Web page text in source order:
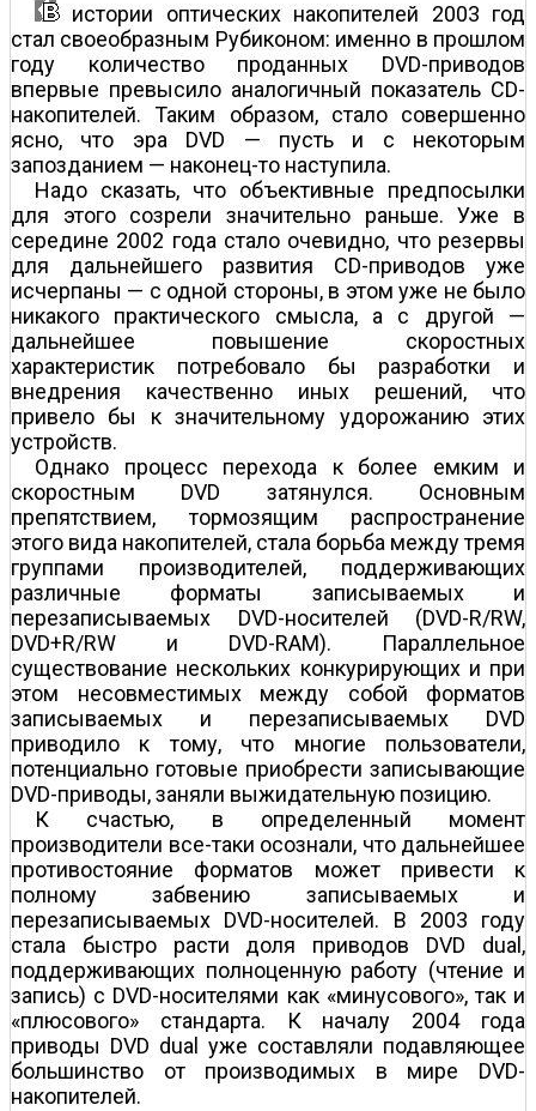
истории оптических накопителей 2003 год
стал своеобразным Рубиконом: именно в прошлом
году количество проданных DVD-приводов
впервые превысило аналогичный показатель CD-
накопителей. Таким образом, стало совершенно
ясно, что эра DVD — пусть и с некоторым
запозданием — наконец-то наступила.
Надо сказать, что объективные предпосылки
для этого созрели значительно раньше. Уже в
середине 2002 года стало очевидно, что резервы
для дальнейшего развития CD-приводов уже
исчерпаны — с одной стороны, в этом уже не было
никакого практического смысла, а с другой —
дальнейшее повышение скоростных
характеристик потребовало бы разработки и
внедрения качественно иных решений, что
привело бы к значительному удорожанию этих
устройств.
Однако процесс перехода к более емким и
скоростным DVD затянулся. Основным
препятствием, тормозящим распространение
этого вида накопителей, стала борьба между тремя
группами производителей, поддерживающих
различные форматы записываемых и
перезаписываемых DVD-носителей (DVD-R/RW,
DVD+R/RW и DVD-RAM). Параллельное
существование нескольких конкурирующих и при
этом несовместимых между собой форматов
записываемых и перезаписываемых DVD
приводило к тому, что многие пользователи,
потенциально готовые приобрести записывающие
DVD-приводы, заняли выжидательную позицию.
К счастью, в определенный момент
производители все-таки осознали, что дальнейшее
противостояние форматов может привести к
полному забвению записываемых и
перезаписываемых DVD-носителей. В 2003 году
стала быстро расти доля приводов DVD dual,
поддерживающих полноценную работу (чтение и
запись) с DVD-носителями как «минусового», так и
«плюсового» стандарта. К началу 2004 года
приводы DVD dual уже составляли подавляющее
большинство от производимых в мире DVD-
накопителей.